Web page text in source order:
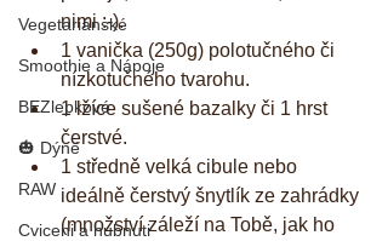
Vegetariánské
Smoothie a Nápoje
BEZlepkové
🎃 Dýně
RAW
Cviceni a hubnuti
nimi :-).
1 vanička (250g) polotučného či
nízkotučného tvarohu.
1 lžíce sušené bazalky či 1 hrst
čerstvé.
1 středně velká cibule nebo
ideálně čerstvý šnytlík ze zahrádky
(množství záleží na Tobě, jak ho